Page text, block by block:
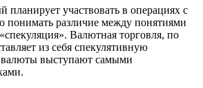
планирует участвовать в операциях с
понимать различие между понятиями
Валютная торговля, по
из себя спекулятивную
валюты выступают самыми